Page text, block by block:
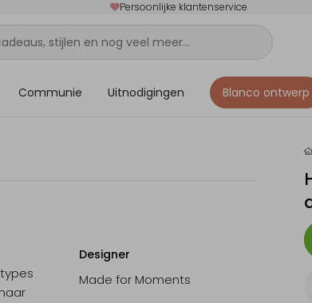
Persoonlijke klantenservice
Communie Uitnodigingen Blanco ontwerp
Designer
Made for Moments